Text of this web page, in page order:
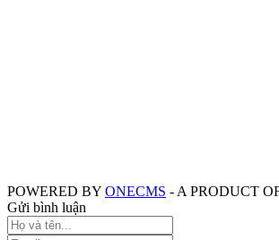
POWERED BY ONECMS - A PRODUCT
Gửi bình luận